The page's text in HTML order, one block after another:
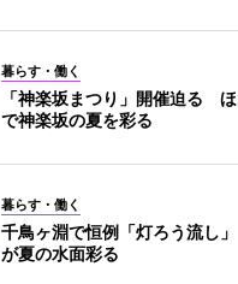
暮らす・働く
「神楽坂まつり」開催迫る
で神楽坂の夏を彩る
暮らす・働く
千鳥ヶ淵で恒例「灯ろう流し
が夏の水面彩る